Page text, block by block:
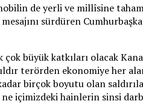
de yerli ve millîsine
mesajını sürdüren
büyük katkıları olacak
terörden ekonomiye her
birçok boyutu olan
içimizdeki hainlerin sinsi